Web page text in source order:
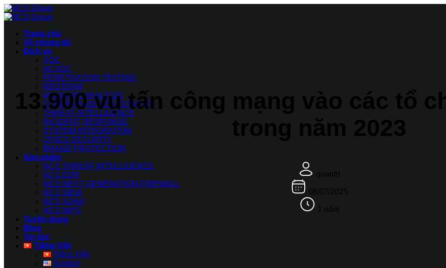
Bỏ
qua
dung
Trang chủ
Về chúng tôi
Dịch vụ
SOC
NCSOC
PENETRATION TESTING
REDTEAM
MALWARE ANALYSIS
COMPROMISE ASSESSMENT
THREAT INTELLIGENCE
INCIDENT RESPONSE
SYSTEM INTEGRATION
OT/ICS SECURITY
BRAND PROTECTION
Sản phẩm
NCS THREAT INTELLIGENCE
NCS EDR
NCS NEXT GENERATION FIREWALL
NCS SIEM
NCS SOAR
NCS NIPS
Tuyển dụng
Blog
Tin tức
Tiếng Việt
Tiếng Việt
English
13.900 vụ tấn công mạng vào các tổ
trong năm 2023
quantri
08/07/2025
1 năm